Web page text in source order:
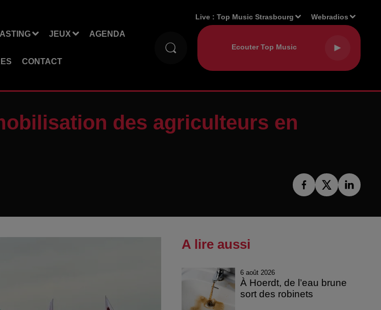
JEUX AGENDA
CONTACT
Live :Top Music Strasbourg Webradios
des agriculteurs en
A lire aussi
6 août 2026
À Hoerdt, de l’eau brune
sort des robinets